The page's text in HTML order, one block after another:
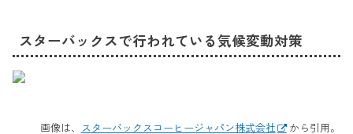
スターバックスで行われている気候変動対策
画像は、 スターバックスコーヒージャパン株式会社 から引用。